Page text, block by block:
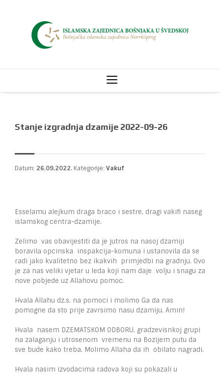
Stanje izgradnja dzamije 2022-09-26
Datum: 26.09.2022. Kategorije: Vakuf
Esselamu alejkum draga braco i sestre, dragi vakifi naseg
islamskog centra-dzamije.
Zelimo vas obavijestiti da je jutros na nasoj dzamiji
boravila opcinska inspakcija-komuna i ustanovila da se
radi jako kvalitetno bez ikakvih primjedbi na gradnju. Ovo
je za nas veliki vjetar u leda koji nam daje volju i snagu za
nove pobjede uz Allahovu pomoc.
Hvala Allahu dz.s. na pomoci i molimo Ga da nas
pomogne da sto prije zavrsimo nasu dzamiju. Amin!
Hvala nasem DZEMATSKOM ODBORU, gradzevisnkoj grupi
na zalaganju i utrosenom vremenu na Bozijem putu da
sve bude kako treba. Molimo Allaha da ih obilato nagradi.
Hvala nasim izvodacima radova koji su pokazali u